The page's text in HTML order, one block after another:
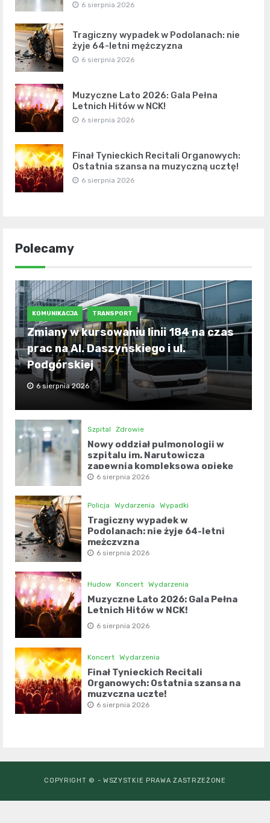
6 sierpnia 2026
Tragiczny wypadek w Podolanach: nie
żyje 64-letni mężczyzna
6 sierpnia 2026
Muzyczne Lato 2026: Gala Pełna
Letnich Hitów w NCK!
6 sierpnia 2026
Finał Tynieckich Recitali Organowych:
Ostatnia szansa na muzyczną ucztę!
6 sierpnia 2026
Polecamy
KOMUNIKACJA TRANSPORT
Zmiany w kursowaniu linii 184 na czas
prac na Al. Daszyńskiego i ul.
Podgórskiej
6 sierpnia 2026
Szpital Zdrowie
Nowy oddział pulmonologii w
szpitalu im. Narutowicza
zapewnia kompleksową opiekę
pacjentom
6 sierpnia 2026
Policja Wydarzenia Wypadki
Tragiczny wypadek w
Podolanach: nie żyje 64-letni
mężczyzna
6 sierpnia 2026
Hudow Koncert Wydarzenia
Muzyczne Lato 2026: Gala Pełna
Letnich Hitów w NCK!
6 sierpnia 2026
Koncert Wydarzenia
Finał Tynieckich Recitali
Organowych: Ostatnia szansa na
muzyczną ucztę!
6 sierpnia 2026
COPYRIGHT © - WSZYSTKIE PRAWA ZASTRZEŻONE